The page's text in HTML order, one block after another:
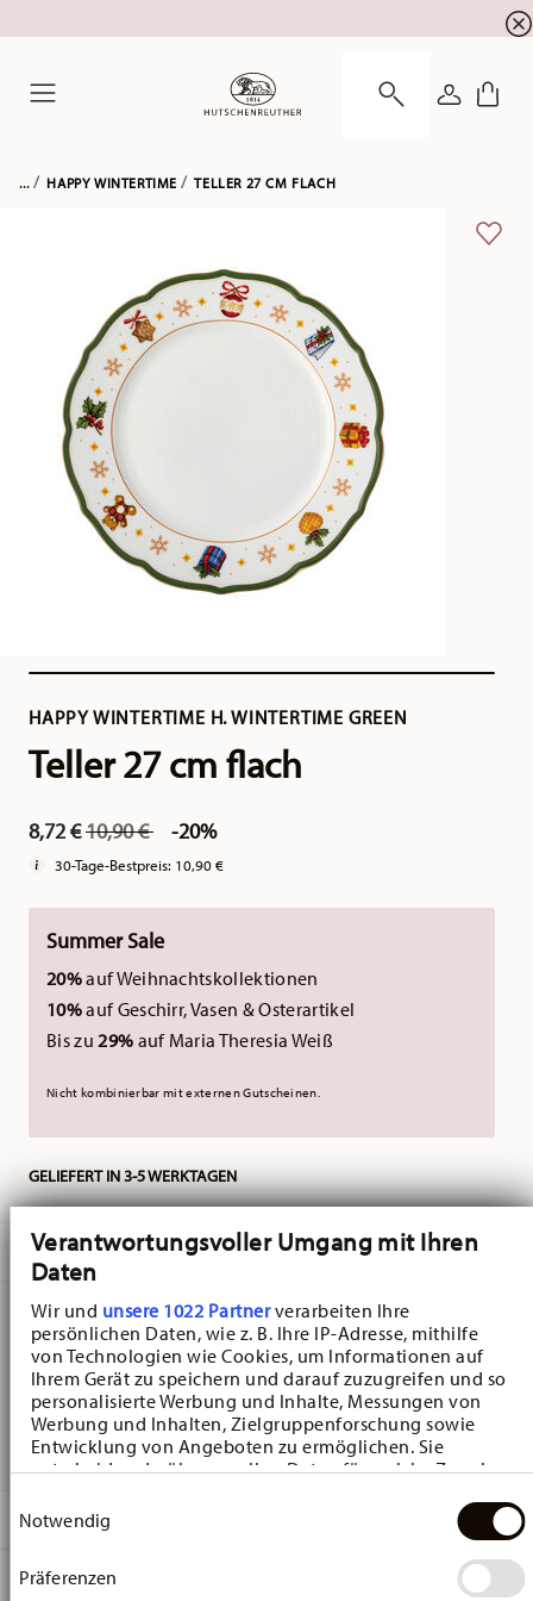
Verantwortungsvoller Umgang mit Ihren
Daten
Wir und unsere 1022 Partnerverarbeiten Ihre
persönlichen Daten, wie z. B. Ihre IP-Adresse, mithilfe
von Technologien wie Cookies, um Informationen auf
Ihrem Gerät zu speichern und darauf zuzugreifen und so
personalisierte Werbung und Inhalte, Messungen von
Werbung und Inhalten, Zielgruppenforschung sowie
Entwicklung von Angeboten zu ermöglichen. Sie
entscheiden darüber, wer Ihre Daten für welche Zwecke
Cookie-Erklärung oder durch Klicken auf das Privacy
Trigger Symbol ändern oder widerrufen
Wenn Sie es erlauben, würden wir auch gerne:
Notwendig
Präferenzen
... HAPPY WINTERTIME TELLER 27 CM FLACH
HAPPY WINTERTIME H. WINTERTIME GREEN
Teller 27 cm flach
8,72 €Price reduced from
10,90 €to -20%
30-Tage-Bestpreis: 10,90 €
Summer Sale
20%auf Weihnachtskollektionen
10%auf Geschirr, Vasen & Osterartikel
Bis zu29% auf Maria Theresia Weiß
Nicht kombinierbar mit externen Gutscheinen.
GELIEFERT IN 3-5 WERKTAGEN
ADD
BESCHREIBUNG
Hutschenreuther Happy Wintertime H. Wintertime Green
Teller Flach - Rund - Ø 27,2 cm - h 2,7 cm, Porzellan
Multicolor
DETAILS
MAßE